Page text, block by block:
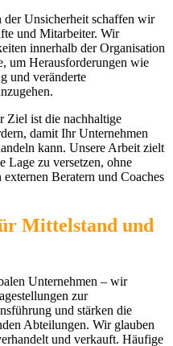
der Unsicherheit schaffen wir
und Mitarbeiter. Wir
innerhalb der Organisation
um Herausforderungen wie
und veränderte
Ziel ist die nachhaltige
damit Ihr Unternehmen
kann. Unsere Arbeit zielt
Lage zu versetzen, ohne
Beratern und Coaches
Mittelstand und
Unternehmen – wir
zur
und stärken die
Abteilungen. Wir glauben
und verkauft. Häufige